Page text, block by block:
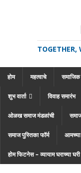
TOGETHER,
होम महत्वाचे समाजिक
शुभ वार्ता विवाह समारंभ
ओळख समाज मंडळांची
समाज पुस्तिका फॉर्म आमच्या
होम फिटनेस – व्यायाम घराच्या घरी